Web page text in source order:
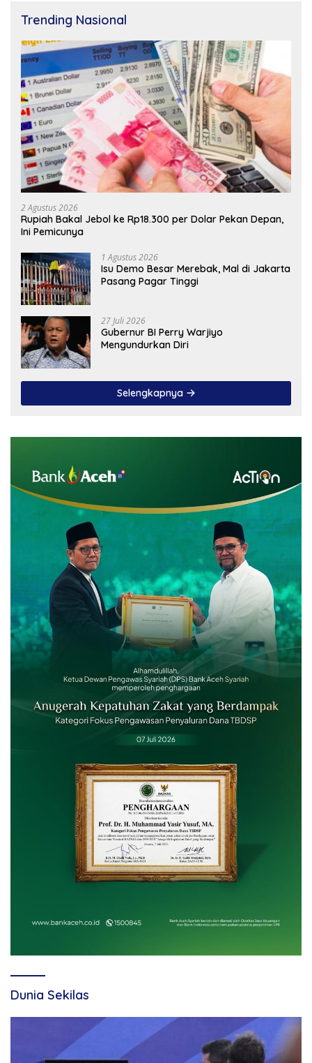
Trending Nasional
2 Agustus 2026
Rupiah Bakal Jebol ke Rp18.300 per Dolar Pekan Depan,
Ini Pemicunya
1 Agustus 2026
Isu Demo Besar Merebak, Mal di Jakarta
Pasang Pagar Tinggi
27 Juli 2026
Gubernur BI Perry Warjiyo
Mengundurkan Diri
Selengkapnya
Dunia Sekilas